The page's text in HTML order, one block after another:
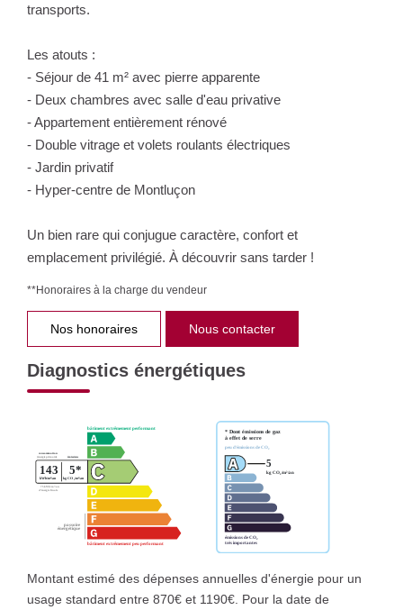
transports.
Les atouts :
- Séjour de 41 m² avec pierre apparente
- Deux chambres avec salle d'eau privative
- Appartement entièrement rénové
- Double vitrage et volets roulants électriques
- Jardin privatif
- Hyper-centre de Montluçon
Un bien rare qui conjugue caractère, confort et
emplacement privilégié. À découvrir sans tarder !
**Honoraires à la charge du vendeur
Nos honoraires Nous contacter
Diagnostics énergétiques
Montant estimé des dépenses annuelles d'énergie pour un
usage standard entre 870€ et 1190€. Pour la date de